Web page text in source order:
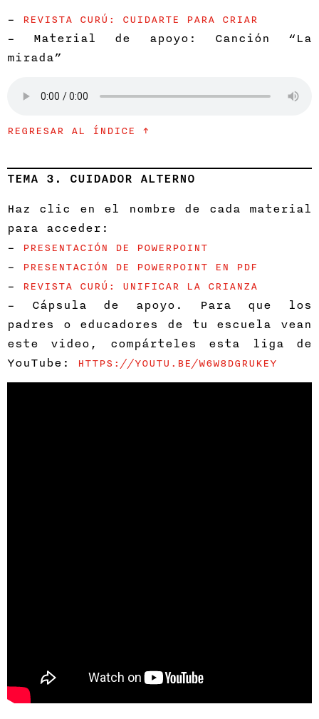
– REVISTA CURÚ: CUIDARTE PARA CRIAR
– Material de apoyo: Canción “La
mirada”
REGRESAR AL ÍNDICE ↑
TEMA 3. CUIDADOR ALTERNO
Haz clic en el nombre de cada material
para acceder:
–
PRESENTACIÓN DE POWERPOINT
– PRESENTACIÓN DE POWERPOINT EN PDF
– REVISTA CURÚ: UNIFICAR LA CRIANZA
– Cápsula de apoyo. Para que los
padres o educadores de tu escuela vean
este video, compárteles esta liga de
YouTube:
HTTPS://YOUTU.BE/W6W8DGRUKEY